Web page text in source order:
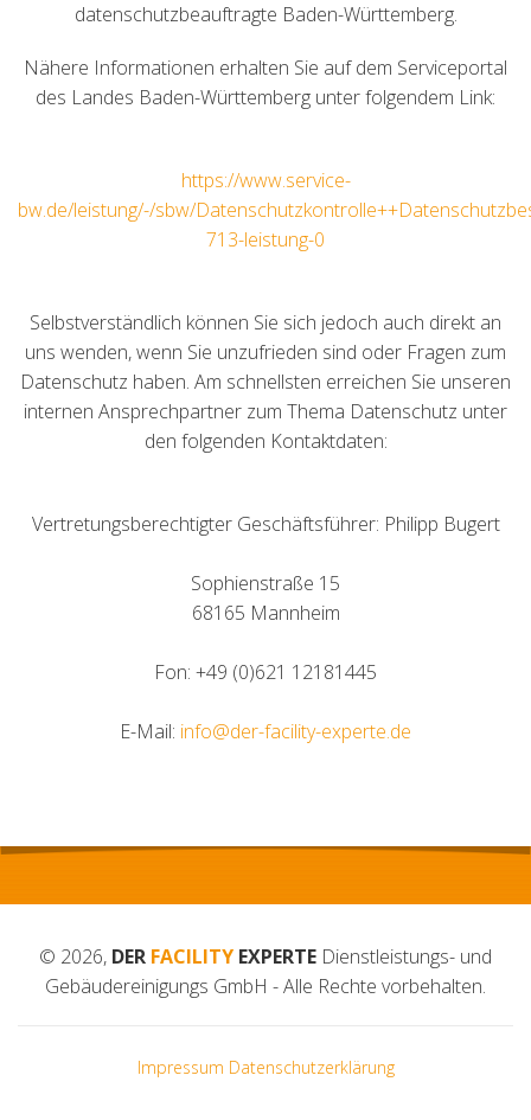
datenschutzbeauftragte Baden-Württemberg.
Nähere Informationen erhalten Sie auf dem Serviceportal
des Landes Baden-Württemberg unter folgendem Link:
https://www.service-
bw.de/leistung/-/sbw/
713-leistung-0
Selbstverständlich können Sie sich jedoch auch direkt an
uns wenden, wenn Sie unzufrieden sind oder Fragen zum
Datenschutz haben. Am schnellsten erreichen Sie unseren
internen Ansprechpartner zum Thema Datenschutz unter
den folgenden Kontaktdaten:
Vertretungsberechtigter Geschäftsführer: Philipp Bugert
Sophienstraße 15
68165 Mannheim
Fon: +49 (0)621 12181445
E-Mail: info@der-facility-experte.de
© 2026, DER FACILITY EXPERTE Dienstleistungs- und
Gebäudereinigungs GmbH - Alle Rechte vorbehalten.
Impressum Datenschutzerklärung